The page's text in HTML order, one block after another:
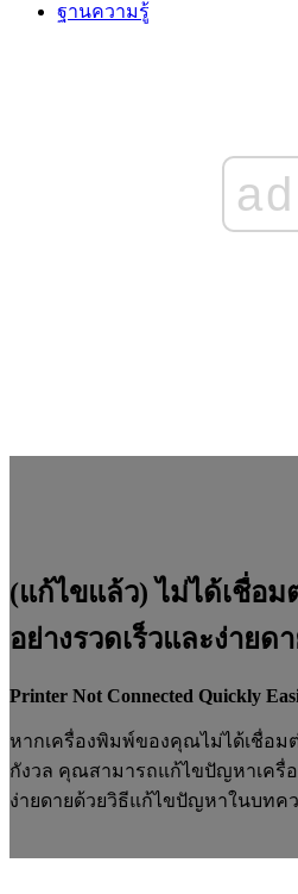
ฐานความรู้
ad
(แก้ไขแล้ว) ไม่ได้เชื่อม
อย่างรวดเร็วและง่ายด
Printer Not Connected Quickly
หากเครื่องพิมพ์ของคุณไม่ได้เชื่อม
กังวล คุณสามารถแก้ไขปัญหาเครื่
ง่ายดายด้วยวิธีแก้ไขปัญหาในบทค